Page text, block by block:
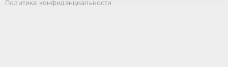
Политика конфиденциальности